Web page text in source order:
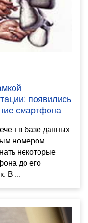
появились
смартфона
в базе данных
номером
некоторые
до его
В ...